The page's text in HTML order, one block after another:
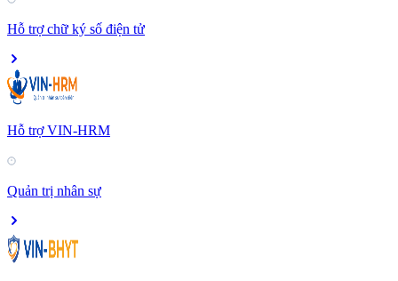
Hỗ trợ chữ ký số điện tử
Hỗ trợ VIN-HRM
Quản trị nhân sự